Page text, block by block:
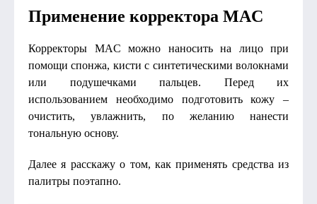
Применение корректора MAC
Корректоры MAC можно наносить на лицо при
помощи спонжа, кисти с синтетическими волокнами
или подушечками пальцев. Перед их
использованием необходимо подготовить кожу –
очистить, увлажнить, по желанию нанести
тональную основу.
Далее я расскажу о том, как применять средства из
палитры поэтапно.